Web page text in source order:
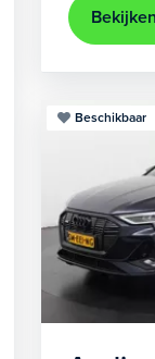
Bekijken
Beschikbaar